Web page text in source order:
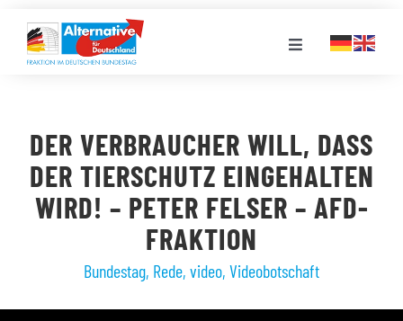
Inhalt
springen
Toggle
LANDESGRUPPEN
VERANSTALTUNGEN
DER VERBRAUCHER WILL, DASS
DER TIERSCHUTZ EINGEHALTEN
WIRD! – PETER FELSER – AFD-
FRAKTION
Bundestag, Rede, video, Videobotschaft